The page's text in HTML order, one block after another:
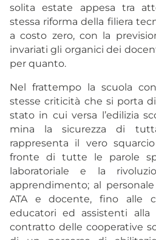
solita estate appesa tra
stessa riforma della filiera
a costo zero, con la
invariati gli organici dei
per quanto.
Nel frattempo la scuola
stesse criticità che si porta
stato in cui versa l’edilizia
mina la sicurezza di
rappresenta il vero
fronte di tutte le parole
laboratoriale e la
apprendimento; al
ATA e docente, fino alle
educatori ed assistenti alla
contratto delle cooperative